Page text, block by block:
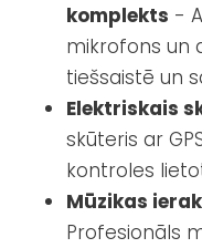
komplekts -
mikrofons un
tiešsaistē un
Elektriskais
skūteris ar
kontroles
Mūzikas
Profesionāls